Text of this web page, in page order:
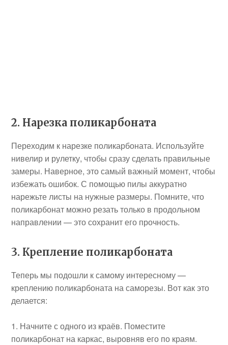
2. Нарезка поликарбоната
Переходим к нарезке поликарбоната. Используйте
нивелир и рулетку, чтобы сразу сделать правильные
замеры. Наверное, это самый важный момент, чтобы
избежать ошибок. С помощью пилы аккуратно
нарежьте листы на нужные размеры. Помните, что
поликарбонат можно резать только в продольном
направлении — это сохранит его прочность.
3. Крепление поликарбоната
Теперь мы подошли к самому интересному —
креплению поликарбоната на саморезы. Вот как это
делается:
Начните с одного из краёв. Поместите
поликарбонат на каркас, выровняв его по краям.